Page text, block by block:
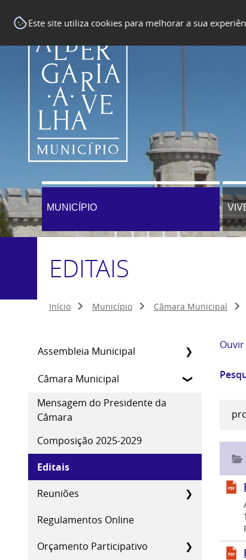
Este site utiliza cookies para melhorar a sua
MUNICÍPIO
EDITAIS
Início Município Câmara Municipal
Assembleia Municipal
Câmara Municipal
Mensagem do Presidente da
Câmara
Composição 2025-2029
Editais
Reuniões
Regulamentos Online
Orçamento Participativo
Ouvir